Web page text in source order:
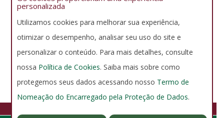
personalizada
Utilizamos cookies para melhorar sua experiência,
otimizar o desempenho, analisar seu uso do site e
personalizar o conteúdo. Para mais detalhes, consulte
nossa Política de Cookies. Saiba mais sobre como
protegemos seus dados acessando nosso Termo de
Nomeação do Encarregado pela Proteção de Dados.